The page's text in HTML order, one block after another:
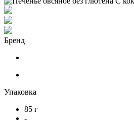
Бренд
Упаковка
85 г
-